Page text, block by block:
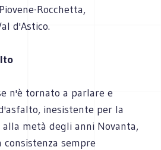
Rocchetta,
d'Astico.
n'è tornato a parlare e
inesistente per la
metà degli anni Novanta,
consistenza sempre